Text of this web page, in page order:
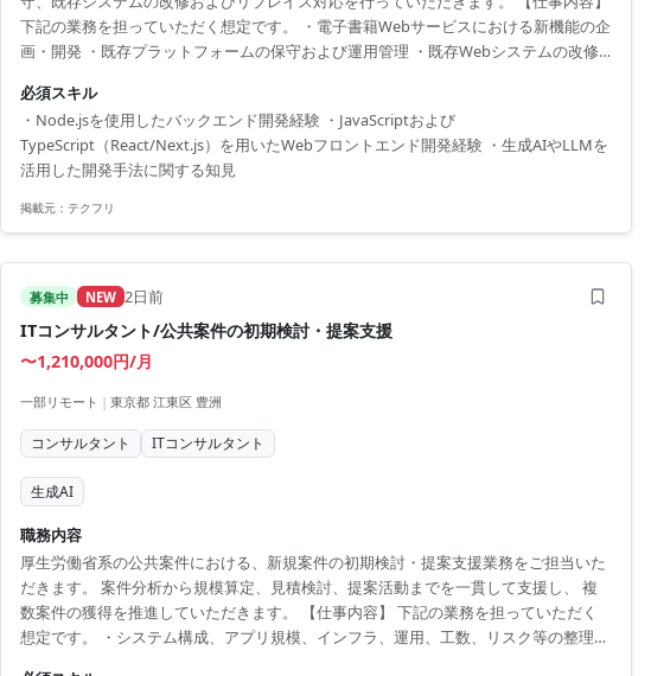
下記の業務を担っていただく想定です。 ・電子書籍Webサービスにおける新機能の企
画・開発 ・既存プラットフォームの保守および運用管理 ・既存Webシステムの改修
クト管理ツール：JIRA、Confluence、Backlog SCM：GitHub Cloud チャットツー
ル：Slack フロントエンド：HTML、CSS、JavaScript、TypeScript、React、Next.js、
f...
必須スキル
・Node.jsを使用したバックエンド開発経験 ・JavaScriptおよび
TypeScript（React/Next.js）を用いたWebフロントエンド開発経験 ・生成AIやLLMを
活用した開発手法に関する知見
掲載元： テクフリ
募集中 NEW 2日前
ITコンサルタント/公共案件の初期検討・提案支援
〜1,210,000円/月
一部リモート | 東京都 江東区 豊洲
コンサルタント ITコンサルタント
生成AI
職務内容
厚生労働省系の公共案件における、新規案件の初期検討・提案支援業務をご担当いた
だきます。 案件分析から規模算定、見積検討、提案活動までを一貫して支援し、 複
数案件の獲得を推進していただきます。 【仕事内容】 下記の業務を担っていただく
想定です。 ・システム構成、アプリ規模、インフラ、運用、工数、リスク等の整理お